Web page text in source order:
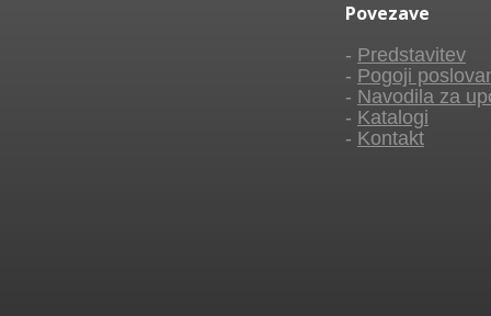
Povezave
- Predstavitev
- Pogoji
- Navodila za
- Katalogi
- Kontakt